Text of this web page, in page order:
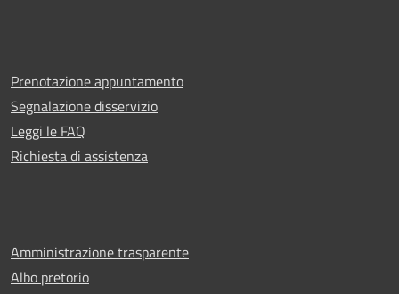
Prenotazione appuntamento
Segnalazione disservizio
Leggi le FAQ
Richiesta di assistenza
Amministrazione trasparente
Albo pretorio